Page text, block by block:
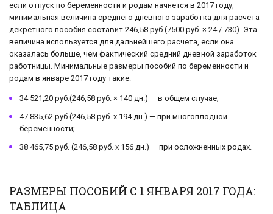
если отпуск по беременности и родам начнется в 2017 году,
минимальная величина среднего дневного заработка для расчета
декретного пособия составит 246,58 руб.(7500 руб. × 24 / 730). Эта
величина используется для дальнейшего расчета, если она
оказалась больше, чем фактический средний дневной заработок
работницы. Минимальные размеры пособий по беременности и
родам в январе 2017 году такие:
34 521,20 руб.(246,58 руб. × 140 дн.) — в общем случае;
47 835,62 руб.(246,58 руб. х 194 дн.) — при многоплодной
беременности;
38 465,75 руб. (246,58 руб. х 156 дн.) — при осложненных родах.
РАЗМЕРЫ ПОСОБИЙ С 1 ЯНВАРЯ 2017 ГОДА:
ТАБЛИЦА